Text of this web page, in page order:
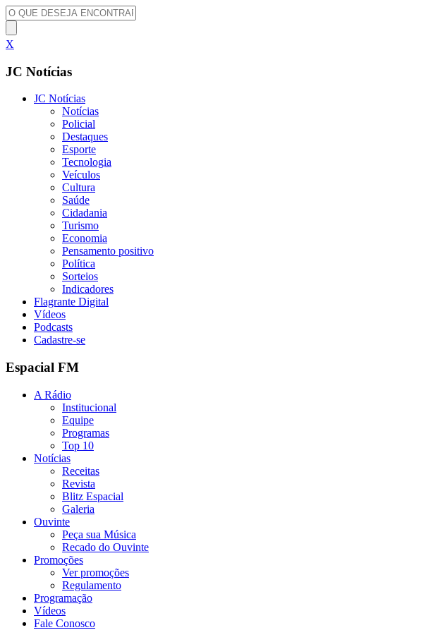
X
JC Notícias
JC Notícias
Notícias
Policial
Destaques
Esporte
Tecnologia
Veículos
Cultura
Saúde
Cidadania
Turismo
Economia
Pensamento positivo
Política
Sorteios
Indicadores
Flagrante Digital
Vídeos
Podcasts
Cadastre-se
Espacial FM
A Rádio
Institucional
Equipe
Programas
Top 10
Notícias
Receitas
Revista
Blitz Espacial
Galeria
Ouvinte
Peça sua Música
Recado do Ouvinte
Promoções
Ver promoções
Regulamento
Programação
Vídeos
Fale Conosco